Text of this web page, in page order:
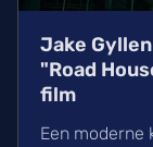
Jake
"Road
film
Een moderne